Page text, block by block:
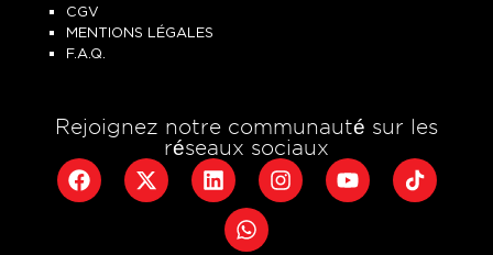
CGV
MENTIONS LÉGALES
F.A.Q.
Rejoignez notre communauté sur les
réseaux sociaux